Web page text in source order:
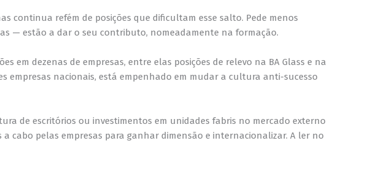
continua refém de posições que dificultam esse salto. Pede menos
— estão a dar o seu contributo, nomeadamente na formação.
em dezenas de empresas, entre elas posições de relevo na BA Glass e na
empresas nacionais, está empenhado em mudar a cultura anti-sucesso
de escritórios ou investimentos em unidades fabris no mercado externo
cabo pelas empresas para ganhar dimensão e internacionalizar. A ler no